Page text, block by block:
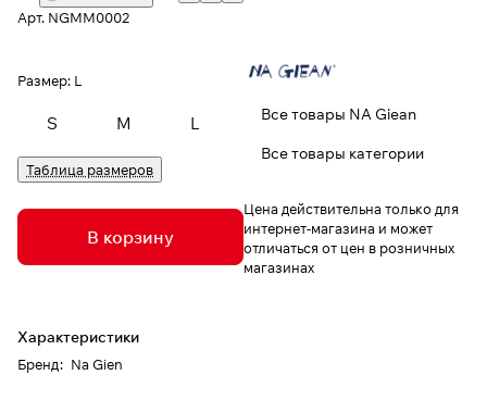
Арт. NGMM0002
Размер: L
S M L
Таблица размеров
В корзину
Характеристики
Бренд: Na Gien
Все товары NA Giean
Все товары категории
Цена действительна только для
интернет-магазина и может
отличаться от цен в розничных
магазинах